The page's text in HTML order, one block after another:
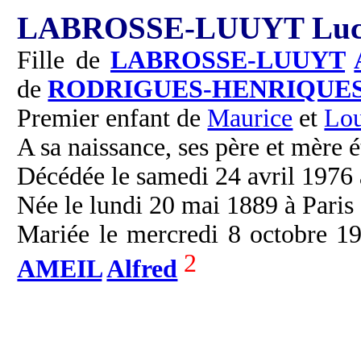
LABROSSE-LUUYT
Fille deLABROSSE-LUUYT
deRODRIGUES-
Premier enfant de Maurice et
A sa naissance, ses père et mère
Décédée le samedi 24 avril
Née le lundi 20 mai 1889 à
Mariée le mercredi 8 octobre
AMEILAlfred 2